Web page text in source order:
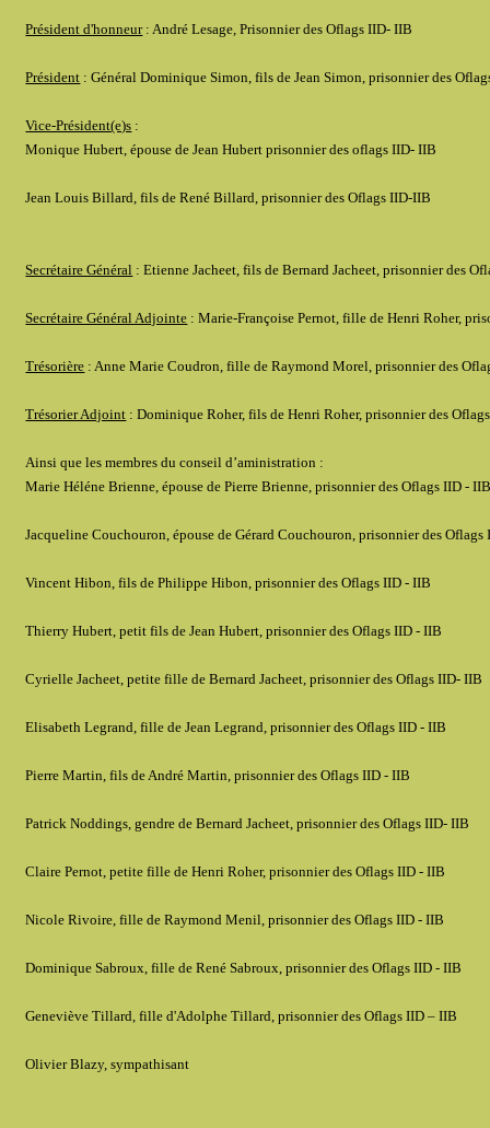
Président d'honneur: André Lesage, Prisonnier des Oflags IID- IIB
Président : Général Dominique Simon, fils de Jean Simon, prisonnier des
Vice-Président(e)s :
Monique Hubert, épouse de Jean Hubert prisonnier des oflags IID- IIB
Jean Louis Billard, fils de René Billard, prisonnier des Oflags IID-IIB
Secrétaire Général : Etienne Jacheet, fils de Bernard Jacheet, prisonnier des
Secrétaire Général Adjointe : Marie-Françoise Pernot, fille de Henri Roher,
Trésorière : Anne Marie Coudron, fille de Raymond Morel, prisonnier des
Trésorier Adjoint : Dominique Roher, fils de Henri Roher, prisonnier des
Ainsi que les membres du conseil d’aministration :
Marie Héléne Brienne, épouse de Pierre Brienne, prisonnier des Oflags IID -
Jacqueline Couchouron, épouse de Gérard Couchouron, prisonnier des
Vincent Hibon, fils de Philippe Hibon, prisonnier des Oflags IID - IIB
Thierry Hubert, petit fils de Jean Hubert, prisonnier des Oflags IID - IIB
Cyrielle Jacheet, petite fille de Bernard Jacheet, prisonnier des Oflags IID- IIB
Elisabeth Legrand, fille de Jean Legrand, prisonnier des Oflags IID - IIB
Pierre Martin, fils de André Martin, prisonnier des Oflags IID - IIB
Patrick Noddings, gendre de Bernard Jacheet, prisonnier des Oflags IID- IIB
Claire Pernot, petite fille de Henri Roher, prisonnier des Oflags IID - IIB
Nicole Rivoire, fille de Raymond Menil, prisonnier des Oflags IID - IIB
Dominique Sabroux, fille de René Sabroux, prisonnier des Oflags IID - IIB
Geneviève Tillard, fille d'Adolphe Tillard, prisonnier des Oflags IID – IIB
Olivier Blazy, sympathisant